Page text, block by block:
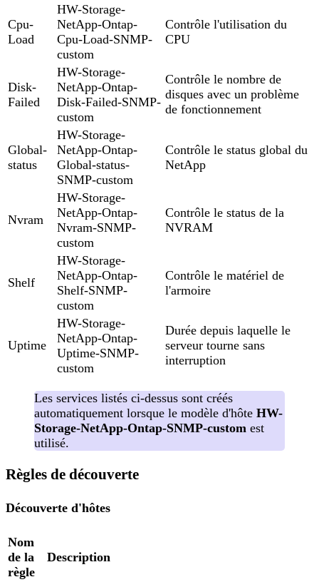
Cpu-
Load
HW-Storage-
NetApp-Ontap-
Cpu-Load-SNMP-
custom
Contrôle l'utilisation du
CPU
Disk-
Failed
HW-Storage-
NetApp-Ontap-
Disk-Failed-SNMP-
custom
Contrôle le nombre de
disques avec un problème
de fonctionnement
Global-
status
HW-Storage-
NetApp-Ontap-
Global-status-
SNMP-custom
Contrôle le status global du
NetApp
Nvram
HW-Storage-
NetApp-Ontap-
Nvram-SNMP-
custom
Contrôle le status de la
NVRAM
Shelf
HW-Storage-
NetApp-Ontap-
Shelf-SNMP-
custom
Contrôle le matériel de
l'armoire
Uptime
HW-Storage-
NetApp-Ontap-
Uptime-SNMP-
custom
Durée depuis laquelle le
serveur tourne sans
interruption
Les services listés ci-dessus sont créés
automatiquement lorsque le modèle d'hôte HW-
Storage-NetApp-Ontap-SNMP-custom est
utilisé.
Règles de découverte
Découverte d'hôtes
Nom
de la
règle
Description